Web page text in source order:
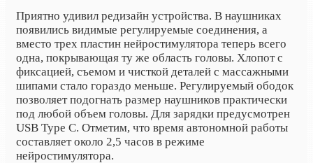
Приятно удивил редизайн устройства. В наушниках
появились видимые регулируемые соединения, а
вместо трех пластин нейростимулятора теперь всего
одна, покрывающая ту же область головы. Хлопот с
фиксацией, съемом и чисткой деталей с массажными
шипами стало гораздо меньше. Регулируемый ободок
позволяет подогнать размер наушников практически
под любой объем головы. Для зарядки предусмотрен
USB Type C. Отметим, что время автономной работы
составляет около 2,5 часов в режиме
нейростимулятора.